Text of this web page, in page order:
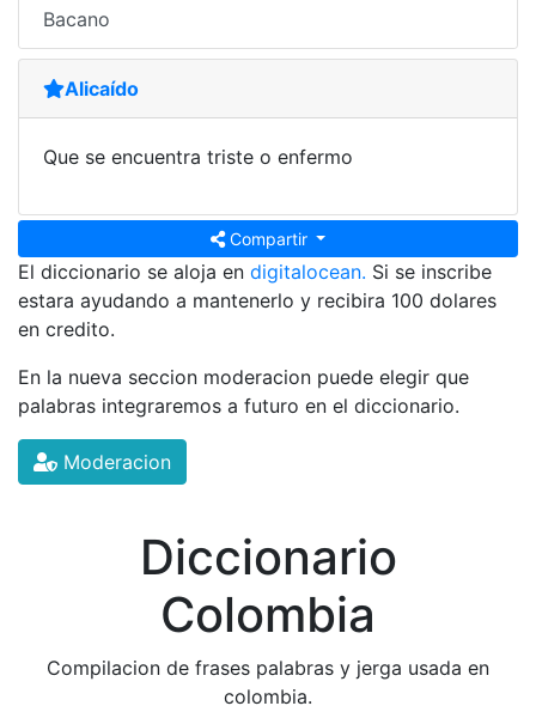
Bacano
Alicaído
Que se encuentra triste o enfermo
Compartir
El diccionario se aloja en digitalocean. Si se inscribe
estara ayudando a mantenerlo y recibira 100 dolares
en credito.
En la nueva seccion moderacion puede elegir que
palabras integraremos a futuro en el diccionario.
Moderacion
Diccionario
Colombia
Compilacion de frases palabras y jerga usada en
colombia.